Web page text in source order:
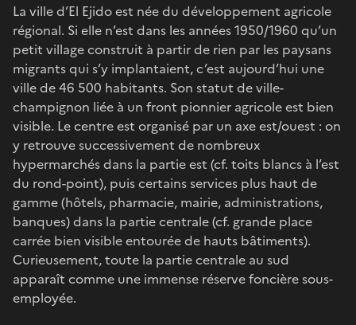
La ville d’El Ejido est née du développement agricole
régional. Si elle n’est dans les années 1950/1960 qu’un
petit village construit à partir de rien par les paysans
migrants qui s’y implantaient, c’est aujourd’hui une
ville de 46 500 habitants. Son statut de ville-
champignon liée à un front pionnier agricole est bien
visible. Le centre est organisé par un axe est/ouest : on
y retrouve successivement de nombreux
hypermarchés dans la partie est (cf. toits blancs à l’est
du rond-point), puis certains services plus haut de
gamme (hôtels, pharmacie, mairie, administrations,
banques) dans la partie centrale (cf. grande place
carrée bien visible entourée de hauts bâtiments).
Curieusement, toute la partie centrale au sud
apparaît comme une immense réserve foncière sous-
employée.